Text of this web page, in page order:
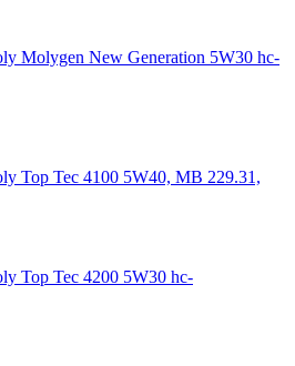
Molygen New Generation 5W30 hc-
Top Tec 4100 5W40, MB 229.31,
Top Tec 4200 5W30 hc-